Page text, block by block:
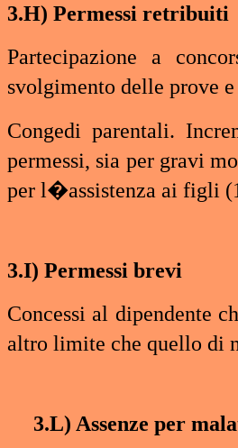
3.H) Permessi retribuiti
Partecipazione a
svolgimento delle prove
Congedi parentali.
permessi, sia per gravi
per l�assistenza ai figli
3.I) Permessi brevi
Concessi al dipendente
altro limite che quello di
3.L) Assenze per